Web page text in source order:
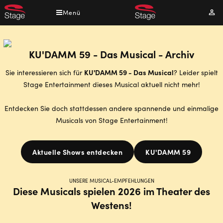
Direkt
zum
Menü
KU'DAMM 59 - Das Musical - Archiv
Sie interessieren sich für KU'DAMM 59 - Das Musical? Leider spielt
Stage Entertainment dieses Musical aktuell nicht mehr!
Entdecken Sie doch stattdessen andere spannende und einmalige
Musicals von Stage Entertainment!
Aktuelle Shows entdecken KU'DAMM 59
UNSERE MUSICAL-EMPFEHLUNGEN
Diese Musicals spielen 2026 im Theater des
Westens!